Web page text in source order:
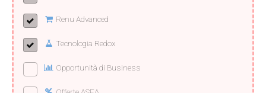
Renu Advanced
Tecnologia Redox
Opportunità di Business